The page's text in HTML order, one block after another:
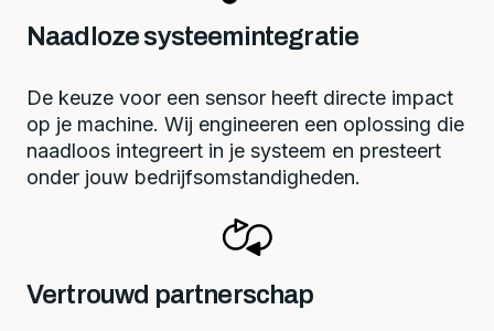
Naadloze systeemintegratie
De keuze voor een sensor heeft directe impact
op je machine. Wij engineeren een oplossing die
naadloos integreert in je systeem en presteert
onder jouw bedrijfsomstandigheden.
Vertrouwd partnerschap